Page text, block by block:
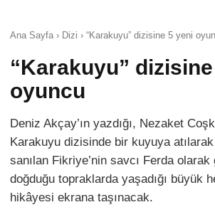
Ana Sayfa › Dizi › “Karakuyu” dizisine 5 yeni
“Karakuyu”
oyuncu
Deniz Akçay’ın yazdığı, Nezaket
Karakuyu dizisinde bir kuyuya
sanılan Fikriye’nin savcı Ferda olarak
doğduğu topraklarda yaşadığı büyük
hikâyesi ekrana taşınacak.